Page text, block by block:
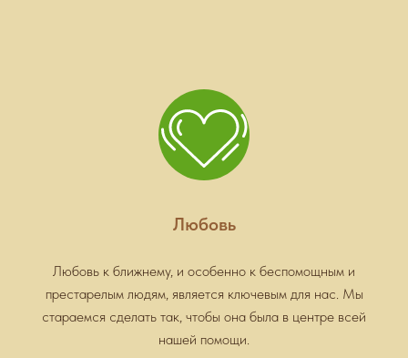
Любовь
Любовь к ближнему, и особенно к беспомощным и
престарелым людям, является ключевым для нас. Мы
стараемся сделать так, чтобы она была в центре всей
нашей помощи.